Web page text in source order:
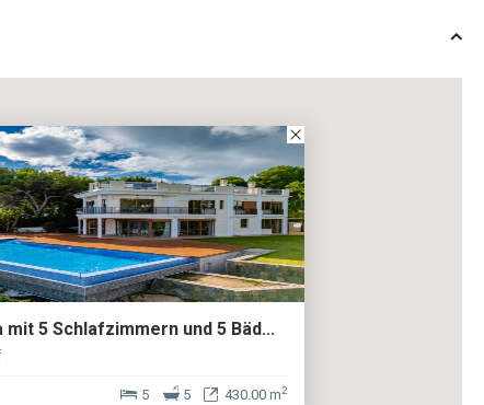
mit 5 Schlafzimmern und 5 Bäd...
430.00 m2
5
5